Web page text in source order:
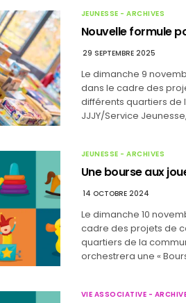
JEUNESSE - ARCHIVES
Nouvelle formule
29 SEPTEMBRE 2025
Le dimanche 9
dans le cadre des
différents quartiers
JJJY/Service
JEUNESSE - ARCHIVES
Une bourse aux
14 OCTOBRE 2024
Le dimanche 10
cadre des projets de
quartiers de la
orchestrera une «
VIE ASSOCIATIVE -